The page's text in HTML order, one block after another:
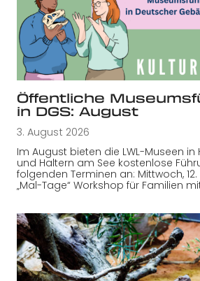
Öffentliche
in DGS: August
3. August 2026
Im August bieten die LWL-Museen in
und Haltern am See kostenlose
folgenden Terminen an: Mittwoch, 12.
„Mal-Tage“ Workshop für Familien